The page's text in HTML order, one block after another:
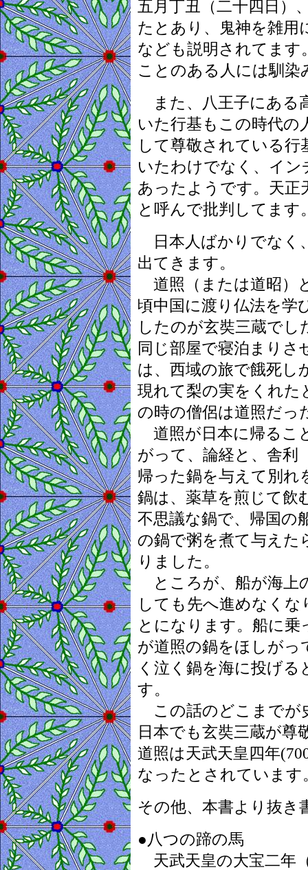
五月丁丑（二十四日）
たとあり、鬼神を雑用
なども説明されてま
ことのある人には馴染
また、八王子にある
いた行基もこの時代の
して尊敬されている
いたわけでなく、イ
あったようです。天正
と呼んで批判してます
日本人ばかりでなく
出てきます。
道照（または道昭）
頃中国に渡り仏法を学
したのが玄奘三蔵で
同じ部屋で寝泊まりさ
は、西域の旅で餓死し
現れて梨の実をくれた
の時の僧侶は道照だっ
道照が日本に帰るこ
がって、論経と、舎利
帰った鍋を与えて別れ
鍋は、薬草を煎じて飲
不思議な鍋で、帰国の
の鍋で粥を煮て与えた
りました。
ところが、船が海上
しても先へ進めなく
とになります。船に
が道照の鍋をほしが
く泣く鍋を海に投げ
す。
この話のどこまでが
日本でも玄奘三蔵が
道照は天武天皇四年
なったとされています
その他、本書より抜き
●八つの蹄の馬
天武天皇の大宝二年